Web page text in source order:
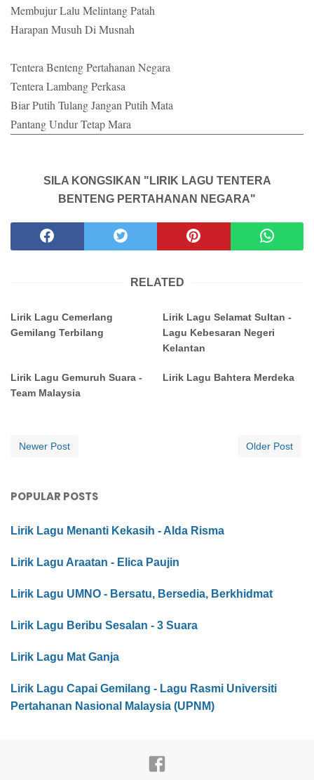
Membujur Lalu Melintang Patah
Harapan Musuh Di Musnah
Tentera Benteng Pertahanan Negara
Tentera Lambang Perkasa
Biar Putih Tulang Jangan Putih Mata
Pantang Undur Tetap Mara
SILA KONGSIKAN "LIRIK LAGU TENTERA
BENTENG PERTAHANAN NEGARA"
RELATED
Lirik Lagu Cemerlang
Gemilang Terbilang
Lirik Lagu Selamat Sultan -
Lagu Kebesaran Negeri
Kelantan
Lirik Lagu Gemuruh Suara -
Team Malaysia
Lirik Lagu Bahtera Merdeka
Newer Post Older Post
POPULAR POSTS
Lirik Lagu Menanti Kekasih - Alda Risma
Lirik Lagu Araatan - Elica Paujin
Lirik Lagu UMNO - Bersatu, Bersedia, Berkhidmat
Lirik Lagu Beribu Sesalan - 3 Suara
Lirik Lagu Mat Ganja
Lirik Lagu Capai Gemilang - Lagu Rasmi Universiti
Pertahanan Nasional Malaysia (UPNM)